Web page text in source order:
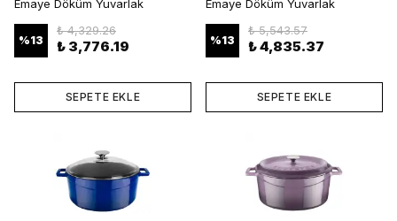
Emaye Döküm Yuvarlak
%13
₺ 4,329.26
₺ 3,776.19
SEPETE EKLE
Emaye Döküm Yuvarlak
%13
₺ 5,543.57
₺ 4,835.37
SEPETE EKLE